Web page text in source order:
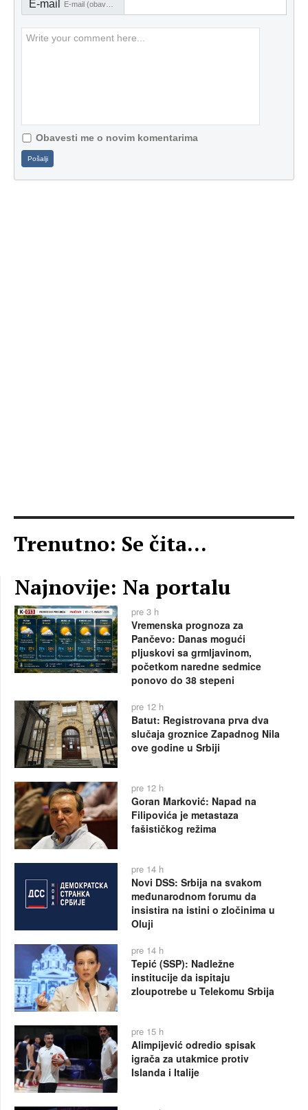
E-mail
Obavesti me o novim komentarima
Pošalji
Trenutno: Se čita...
Najnovije: Na portalu
pre 3 h
Vremenska prognoza za
Pančevo: Danas mogući
pljuskovi sa grmljavinom,
početkom naredne sedmice
ponovo do 38 stepeni
pre 12 h
Batut: Registrovana prva dva
slučaja groznice Zapadnog Nila
ove godine u Srbiji
pre 12 h
Goran Marković: Napad na
Filipovića je metastaza
fašističkog režima
pre 14 h
Novi DSS: Srbija na svakom
međunarodnom forumu da
insistira na istini o zločinima u
Oluji
pre 14 h
Tepić (SSP): Nadležne
institucije da ispitaju
zloupotrebe u Telekomu Srbija
pre 15 h
Alimpijević odredio spisak
igrača za utakmice protiv
Islanda i Italije